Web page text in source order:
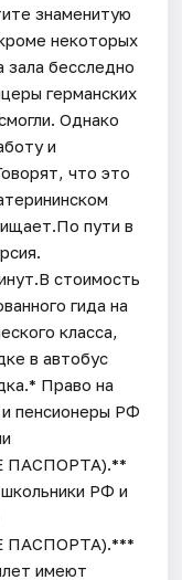
знаменитую
некоторых
зала бесследно
германских
Однако
и
что это
пути в
стоимость
гида на
класса,
в автобус
Право на
пенсионеры РФ
ПАСПОРТА).**
РФ и
ПАСПОРТА).***
имеют